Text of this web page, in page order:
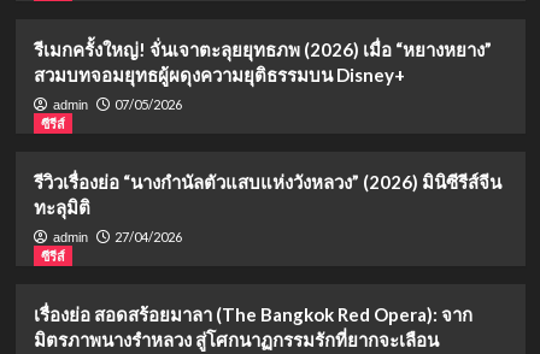
รีเมกครั้งใหญ่! จั่นเจาตะลุยยุทธภพ (2026) เมื่อ “หยางหยาง”
สวมบทจอมยุทธผู้ผดุงความยุติธรรมบน Disney+
admin
07/05/2026
ซีรีส์
รีวิวเรื่องย่อ “นางกำนัลตัวแสบแห่งวังหลวง” (2026) มินิซีรีส์จีน
ทะลุมิติ
admin
27/04/2026
ซีรีส์
เรื่องย่อ สอดสร้อยมาลา (The Bangkok Red Opera): จาก
มิตรภาพนางรำหลวง สู่โศกนาฏกรรมรักที่ยากจะเลือน